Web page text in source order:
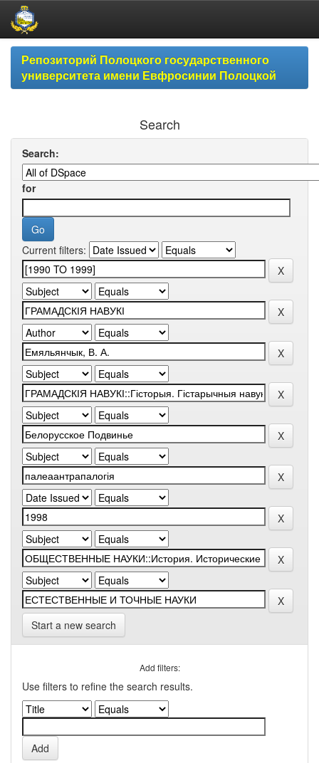
Skip
navigationРепозиторий Полоцкого государственного
университета имени Евфросинии Полоцкой
Search
Search:
for
Current filters:
Start a new search
Add filters:
Use filters to refine the search results.